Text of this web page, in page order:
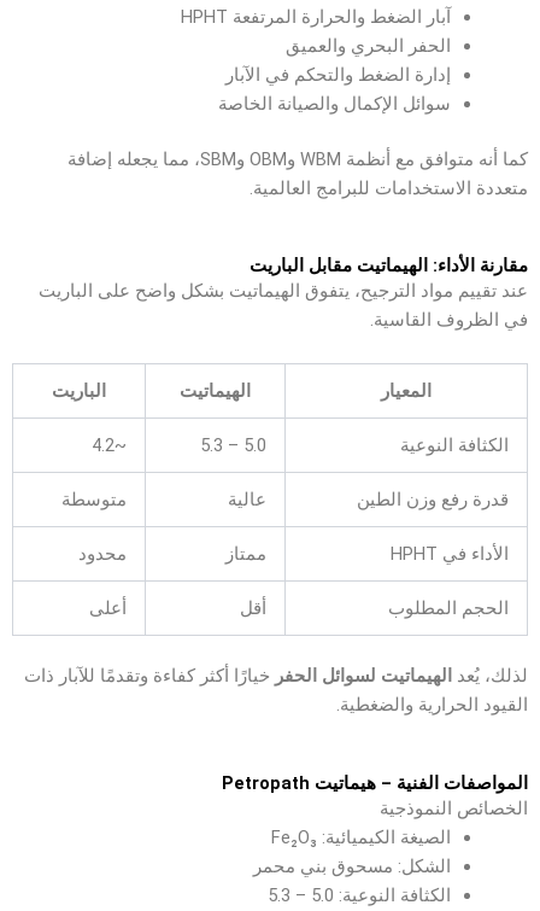
آبار الضغط والحرارة المرتفعة HPHT
الحفر البحري والعميق
إدارة الضغط والتحكم في الآبار
سوائل الإكمال والصيانة الخاصة
كما أنه متوافق مع أنظمة WBM وOBM وSBM، مما يجعله إضافة
متعددة الاستخدامات للبرامج العالمية.
مقارنة الأداء: الهيماتيت مقابل الباريت
عند تقييم مواد الترجيح، يتفوق الهيماتيت بشكل واضح على الباريت
في الظروف القاسية.
المعيار الهيماتيت الباريت
الكثافة النوعية 5.0 – 5.3
~4.2
قدرة رفع وزن الطين عالية متوسطة
الأداء في HPHT ممتاز محدود
الحجم المطلوب أقل أعلى
لذلك، يُعد الهيماتيت لسوائل الحفر خيارًا أكثر كفاءة وتقدمًا للآبار ذات
القيود الحرارية والضغطية.
المواصفات الفنية – هيماتيت Petropath
الخصائص النموذجية
الصيغة الكيميائية: Fe₂O₃
الشكل: مسحوق بني محمر
الكثافة النوعية: 5.0 – 5.3